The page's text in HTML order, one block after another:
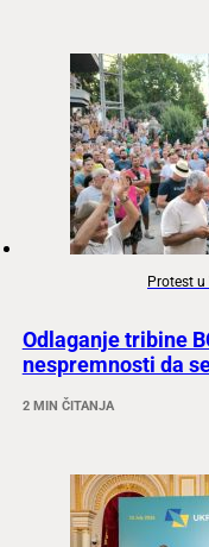
Protest
Odlaganje tribine
nespremnosti da
2 MIN ČITANJA